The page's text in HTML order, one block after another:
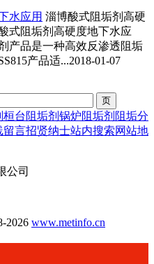
水应用 淄博酸式阻垢剂 高硬
式阻垢剂 高硬度地下水应
产品是一种高效反渗透阻垢
产品适...2018-01-07
桓台阻垢剂 锅炉阻垢剂 阻垢分
留言招贤纳士站内搜索网站地
公司
2026 www.metinfo.cn